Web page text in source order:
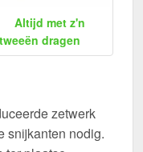
Altijd met z'n
tweeën dragen
zetwerk
snijkanten nodig.